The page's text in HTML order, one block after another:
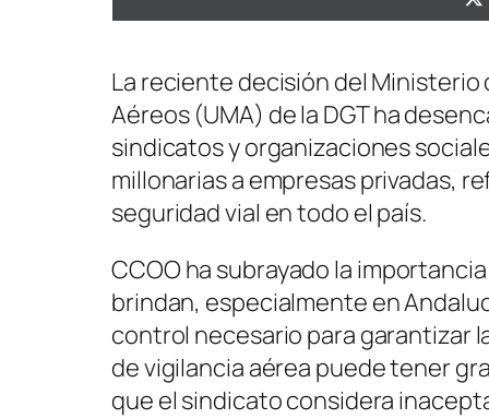
La reciente decisión del Ministerio
Aéreos (UMA) de la DGT ha
sindicatos y organizaciones
millonarias a empresas privadas,
seguridad vial en todo el país.
CCOO ha subrayado la
brindan, especialmente en
control necesario para garantizar
de vigilancia aérea puede tener
que el sindicato considera